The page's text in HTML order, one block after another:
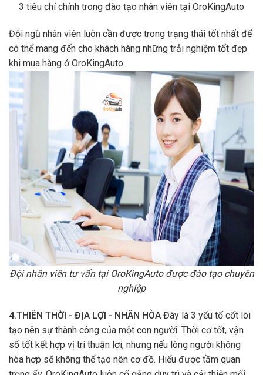
3 tiêu chí chính trong đào tạo nhân viên tại OroKingAuto
Đội ngũ nhân viên luôn cần được trong trạng thái tốt nhất để
có thể mang đến cho khách hàng những trải nghiệm tốt đẹp
khi mua hàng ở OroKingAuto
Đội nhân viên tư vấn tại OroKingAuto được đào tạo chuyên
nghiệp
4.THIÊN THỜI - ĐỊA LỢI - NHÂN HÒA Đây là 3 yếu tố cốt lõi
tạo nên sự thành công của một con người. Thời cơ tốt, vận
số tốt kết hợp vị trí thuận lợi, nhưng nếu lòng người không
hòa hợp sẽ không thể tạo nên cơ đồ. Hiểu được tầm quan